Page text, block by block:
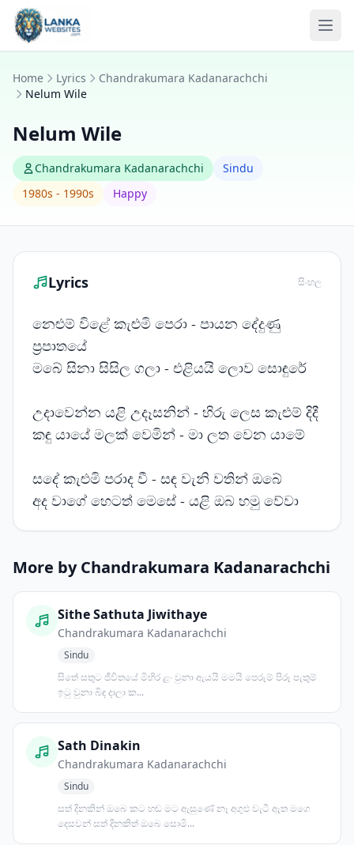
Skip to content
Home Lyrics
Chandrakumara Kadanarachchi
Nelum Wile
Nelum Wile
Chandrakumara Kadanarachchi
Sindu
1980s - 1990s
Happy
Lyrics සිංහල
නෙළුම් විළේ කැළුමි පෙරා - පායන දේදුණු
ප්‍රපාතයේ
මබේ සිනා සිසිල ගලා - එළියයි ලොව සොඳුරේ
උදාවෙන්න යළි උදෑසනින් - හිරු ලෙස කැළුම් දිදී
කඳු යායේ මලක් වෙමින් - මා ලත වෙන යාමේ
සදේ කැළුමි පරාද වී - සඳ වැනි වතින් ඔබේ
අද වාගේ හෙටත් මෙසේ - යළි ඔබ හමු වේවා
More by Chandrakumara Kadanarachchi
Sithe Sathuta Jiwithaye
Chandrakumara Kadanarachchi
Sindu
සිතේ සතුට ජීවිතයේ මිහිර ළං වුනා ඇයයි මමයි පෙරුම් පිරූ පැතුම්
ඉටු වුනා බිඳ දාලා ක...
Sath Dinakin
Chandrakumara Kadanarachchi
Sindu
සත් දිනකින් ඔබෙ කට හඬ මට ඇසුණේ නෑ අගුළු වැටී ඇත මගෙ
දෙසවන් සත් දිනකිත් ඔබෙ සොමි...